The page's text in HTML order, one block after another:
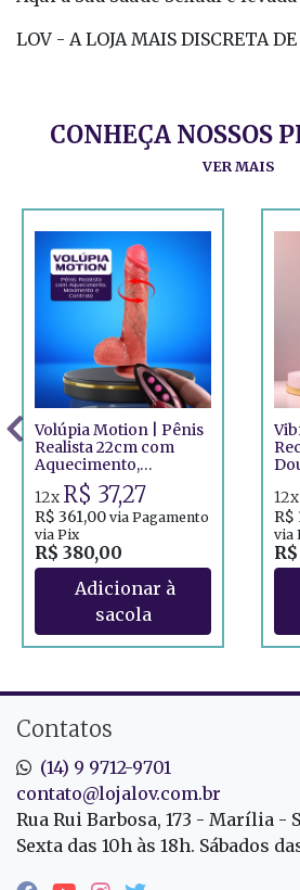
LOV - A LOJA MAIS DISCRETA
CONHEÇA NOSSOS
Volúpia Motion | Pênis
Realista 22cm com
Aquecimento,
Movimento e Controle
R$ 380,00
12x R$ 37,27
R$ 361,00 via Pagamento
via Pix
12x
R$
via
Contatos
(14) 9 9712-9701
contato@lojalov.com.br
Rua Rui Barbosa, 173 - Marília -
Sexta das 10h às 18h. Sábados